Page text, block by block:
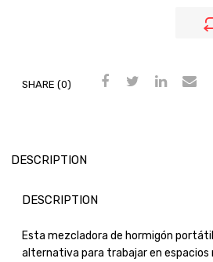
SHARE (0)
DESCRIPTION
DESCRIPTION
Esta mezcladora de hormigón
alternativa para trabajar en espacios